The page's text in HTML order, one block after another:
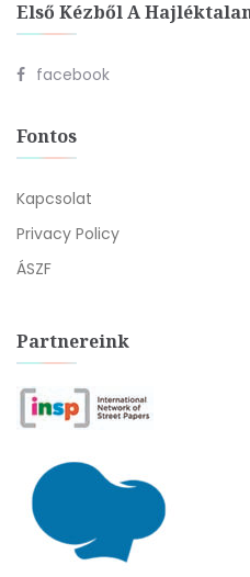
Első Kézből A
facebook
Fontos
Kapcsolat
Privacy Policy
ÁSZF
Partnereink